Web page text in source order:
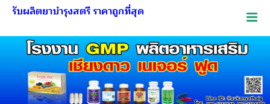
รับผลิตยาบำรุงสตรี ราคาถูกที่สุด